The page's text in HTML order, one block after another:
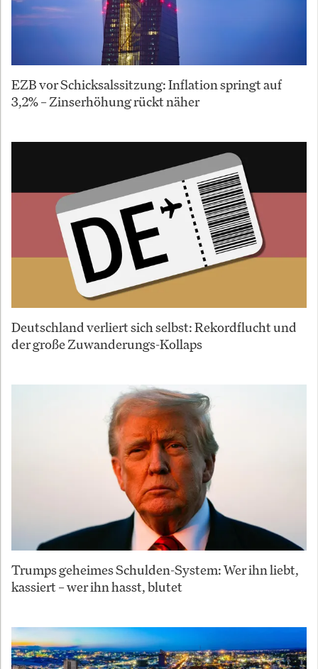
EZB vor Schicksalssitzung: Inflation springt auf
3,2% – Zinserhöhung rückt näher
Deutschland verliert sich selbst: Rekordflucht und
der große Zuwanderungs-Kollaps
Trumps geheimes Schulden-System: Wer ihn liebt,
kassiert – wer ihn hasst, blutet